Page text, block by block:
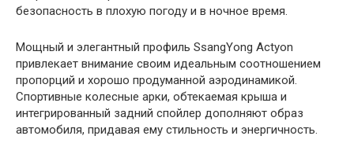
безопасность в плохую погоду и в ночное время.
Мощный и элегантный профиль SsangYong Actyon
привлекает внимание своим идеальным соотношением
пропорций и хорошо продуманной аэродинамикой.
Спортивные колесные арки, обтекаемая крыша и
интегрированный задний спойлер дополняют образ
автомобиля, придавая ему стильность и энергичность.